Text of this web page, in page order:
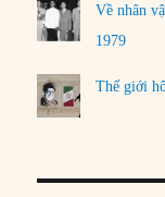
Về nhân
1979
Thế giới